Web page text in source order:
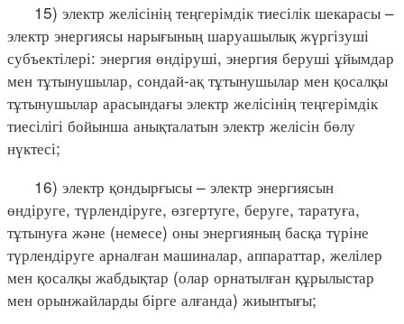
15) электр желісінің теңгерімдік тиесілік шекарасы –
электр энергиясы нарығының шаруашылық жүргізуші
субъектілері: энергия өндіруші, энергия беруші ұйымдар
мен тұтынушылар, сондай-ақ тұтынушылар мен қосалқы
тұтынушылар арасындағы электр желісінің теңгерімдік
тиесілігі бойынша анықталатын электр желісін бөлу
нүктесі;
16) электр қондырғысы – электр энергиясын
өндіруге, түрлендіруге, өзгертуге, беруге, таратуға,
тұтынуға және (немесе) оны энергияның басқа түріне
түрлендіруге арналған машиналар, аппараттар, желілер
мен қосалқы жабдықтар (олар орнатылған құрылыстар
мен орынжайларды бірге алғанда) жиынтығы;